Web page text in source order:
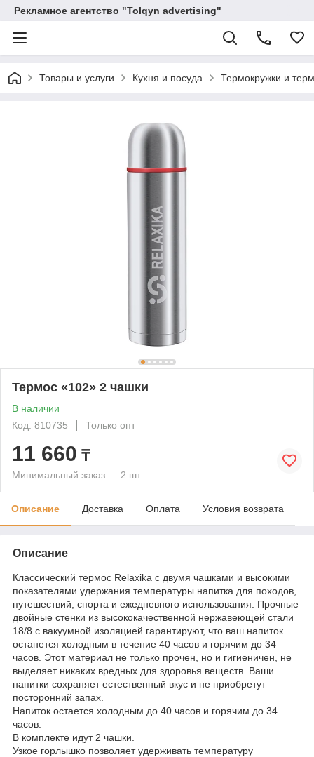
Рекламное агентство "Tolqyn advertising"
Товары и услуги Кухня и посуда Термокружки и
Термос «102» 2 чашки
В наличии
Код: 810735
Только опт
11 660 ₸
Минимальный заказ — 2 шт.
Описание Доставка Оплата Условия возврата
Описание
Классический термос Relaxika с двумя чашками и высокими
показателями удержания температуры напитка для походов,
путешествий, спорта и ежедневного использования. Прочные
двойные стенки из высококачественной нержавеющей стали
18/8 с вакуумной изоляцией гарантируют, что ваш напиток
останется холодным в течение 40 часов и горячим до 34
часов. Этот материал не только прочен, но и гигиеничен, не
выделяет никаких вредных для здоровья веществ. Ваши
напитки сохраняет естественный вкус и не приобретут
посторонний запах.
Напиток остается холодным до 40 часов и горячим до 34
часов.
В комплекте идут 2 чашки.
Узкое горлышко позволяет удерживать температуру